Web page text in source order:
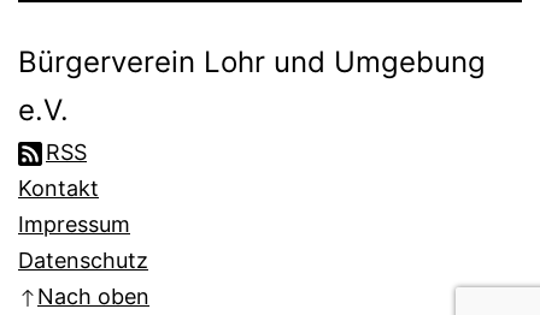
Bürgerverein Lohr und Umgebung
e.V.
RSS
Kontakt
Impressum
Datenschutz
Nach oben